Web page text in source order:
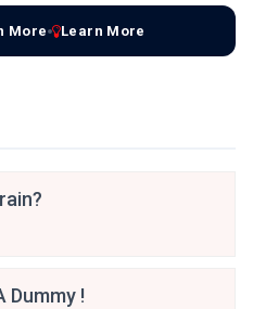
More Learn More
Dummy !